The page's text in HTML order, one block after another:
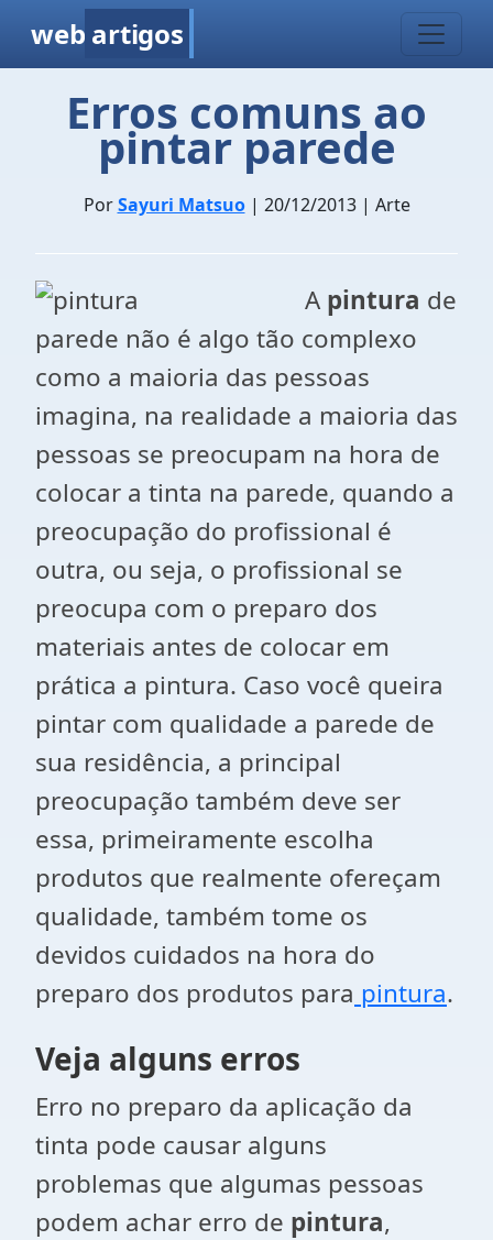
web artigos
Erros comuns ao
pintar parede
PorSayuri Matsuo| 20/12/2013 | Arte
A pintura de
parede não é algo tão complexo
como a maioria das pessoas
imagina, na realidade a maioria das
pessoas se preocupam na hora de
colocar a tinta na parede, quando a
preocupação do profissional é
outra, ou seja, o profissional se
preocupa com o preparo dos
materiais antes de colocar em
prática a pintura. Caso você queira
pintar com qualidade a parede de
sua residência, a principal
preocupação também deve ser
essa, primeiramente escolha
produtos que realmente ofereçam
qualidade, também tome os
devidos cuidados na hora do
preparo dos produtos para pintura.
Veja alguns erros
Erro no preparo da aplicação da
tinta pode causar alguns
problemas que algumas pessoas
podem achar erro de pintura,